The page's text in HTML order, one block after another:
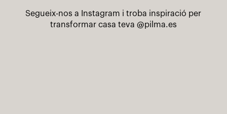
Segueix-nos a Instagram i troba inspiració per
transformar casa teva @pilma.es